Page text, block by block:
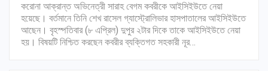
করোনা আক্রান্ত অভিনেত্রী সারাহ বেগম কবরীকে আইসিইউতে নেয়া
হয়েছে। বর্তমানে তিনি শেখ রাসেল গ্যাস্ট্রোলিভার হাসপাতালের আইসিইউতে
আছেন। বৃহস্পতিবার (৮ এপ্রিল) দুপুর ২টার দিকে তাকে আইসিইউতে নেয়া
হয়। বিষয়টি নিশ্চিত করছেন কবরীর ব্যক্তিগত সহকারী নূর…